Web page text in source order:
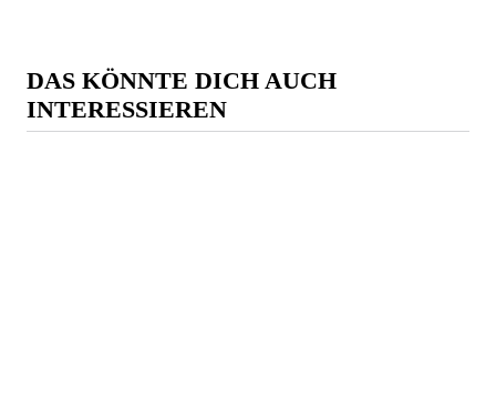
DAS KÖNNTE DICH AUCH
INTERESSIEREN